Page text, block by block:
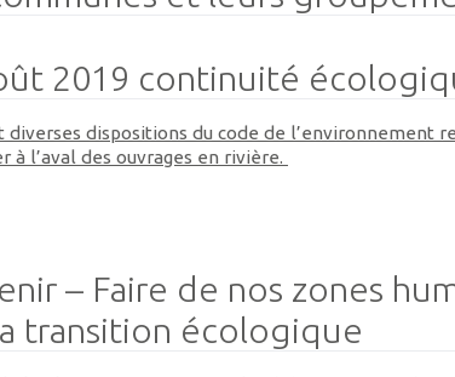
2019 continuité
dispositions du code de l’environnement
l’aval des ouvrages en rivière.
– Faire de nos zones
transition écologique